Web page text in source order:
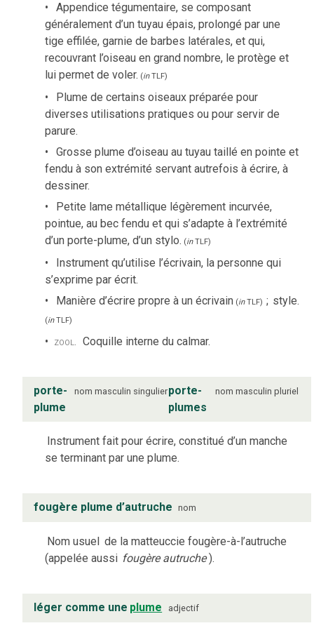
Appendice tégumentaire, se composant
généralement d’un tuyau épais, prolongé par une
tige effilée, garnie de barbes latérales, et qui,
recouvrant l’oiseau en grand nombre, le protège et
lui permet de voler. (inTLF)
Plume de certains oiseaux préparée pour
diverses utilisations pratiques ou pour servir de
parure.
Grosse plume d’oiseau au tuyau taillé en pointe et
fendu à son extrémité servant autrefois à écrire, à
dessiner.
Petite lame métallique légèrement incurvée,
pointue, au bec fendu et qui s’adapte à l’extrémité
d’un porte-plume, d’un stylo. (inTLF)
Instrument qu’utilise l’écrivain, la personne qui
s’exprime par écrit.
Manière d’écrire propre à un écrivain (inTLF) ; style.
(inTLF)
zool. Coquille interne du calmar.
porte-
plume
nom masculin singulierporte-
plumes
nom masculin pluriel
Instrument fait pour écrire, constitué d’un manche
se terminant par une plume.
fougère plume d’autruche nom
Nom usuel de la matteuccie fougère-à-l’autruche
(appelée aussi fougère autruche).
léger comme une plume adjectif